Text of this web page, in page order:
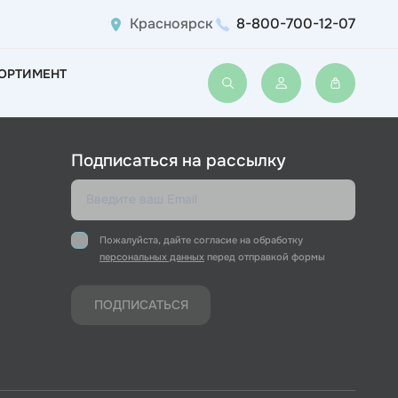
Красноярск 8-800-700-12-07
не
Войти или
Подписаться на рассылку
Пожалуйста, дайте согласие на обработку
персональных данныхперед отправкой формы
ПОДПИСАТЬСЯ